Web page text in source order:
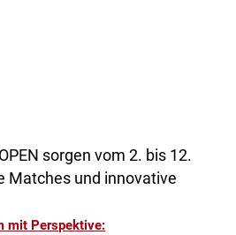
sorgen vom 2. bis 12.
Matches und innovative
mit Perspektive: